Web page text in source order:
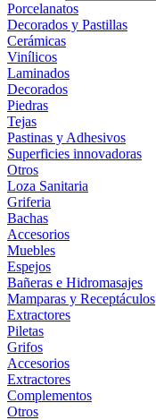
Porcelanatos
Decorados y Pastillas
Cerámicas
Vinílicos
Laminados
Decorados
Piedras
Tejas
Pastinas y Adhesivos
Superficies innovadoras
Otros
Loza Sanitaria
Griferia
Bachas
Accesorios
Muebles
Espejos
Bañeras e Hidromasajes
Mamparas y Receptáculos
Extractores
Piletas
Grifos
Accesorios
Extractores
Complementos
Otros